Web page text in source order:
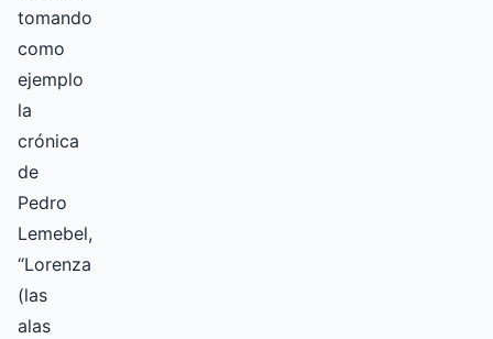
tomando
como
ejemplo
la
crónica
de
Pedro
Lemebel,
“Lorenza
(las
alas